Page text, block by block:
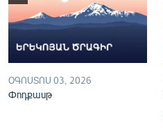
ՕԳՈՍՏՈՍ 03, 2026
Փոդքասթ